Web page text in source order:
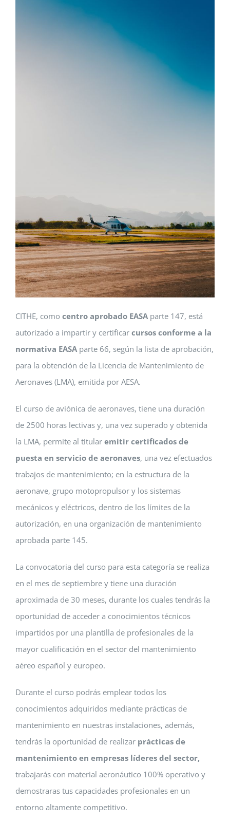
CITHE, como centro aprobado EASA parte 147, está
autorizado a impartir y certificar cursos conforme a la
normativa EASA parte 66, según la lista de aprobación,
para la obtención de la Licencia de Mantenimiento de
Aeronaves (LMA), emitida por AESA.
El curso de aviónica de aeronaves, tiene una duración
de 2500 horas lectivas y, una vez superado y obtenida
la LMA, permite al titular emitir certificados de
puesta en servicio de aeronaves, una vez efectuados
trabajos de mantenimiento; en la estructura de la
aeronave, grupo motopropulsor y los sistemas
mecánicos y eléctricos, dentro de los límites de la
autorización, en una organización de mantenimiento
aprobada parte 145.
La convocatoria del curso para esta categoría se realiza
en el mes de septiembre y tiene una duración
aproximada de 30 meses, durante los cuales tendrás la
oportunidad de acceder a conocimientos técnicos
impartidos por una plantilla de profesionales de la
mayor cualificación en el sector del mantenimiento
aéreo español y europeo.
Durante el curso podrás emplear todos los
conocimientos adquiridos mediante prácticas de
mantenimiento en nuestras instalaciones, además,
tendrás la oportunidad de realizar prácticas de
mantenimiento en empresas líderes del sector,
trabajarás con material aeronáutico 100% operativo y
demostraras tus capacidades profesionales en un
entorno altamente competitivo.